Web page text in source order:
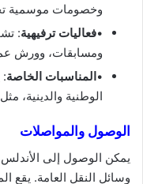
وخصومات موسمية
•فعاليات ترفيهية:
ومسابقات، وورش
•المناسبات الخاصة:
الوطنية والدينية،
الوصول والمواصلات
يمكن الوصول إلى
وسائل النقل العامة. يقع